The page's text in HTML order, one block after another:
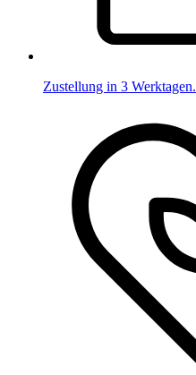
Zustellung in 3 Werktagen.